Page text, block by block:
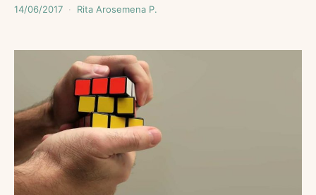
14/06/2017 Rita Arosemena P.